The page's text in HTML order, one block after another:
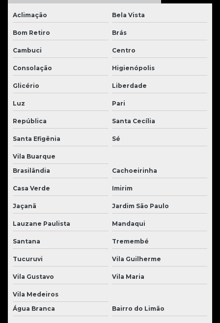
Aclimação Bela Vista
Bom Retiro Brás
Cambuci Centro
Consolação Higienópolis
Glicério Liberdade
Luz Pari
República Santa Cecília
Santa Efigênia Sé
Vila Buarque
Brasilândia
Cachoeirinha
Casa Verde Imirim
Jaçanã Jardim São Paulo
Lauzane Paulista Mandaqui
Santana Tremembé
Tucuruvi Vila Guilherme
Vila Gustavo Vila Maria
Vila Medeiros
Água Branca
Bairro do Limão